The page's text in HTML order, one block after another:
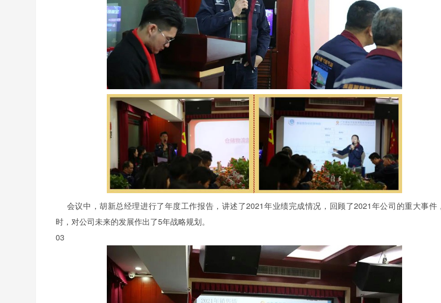
会议中，胡新总经理进行了年度工作报告，讲述了2021年业绩完成情况，回顾了2021年公司的重大事件
时，对公司未来的发展作出了5年战略规划。
03